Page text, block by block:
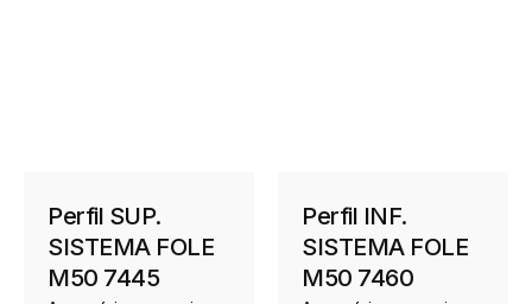
Perfil SUP.
SISTEMA FOLE
M50 7445
Perfil INF.
SISTEMA FOLE
M50 7460